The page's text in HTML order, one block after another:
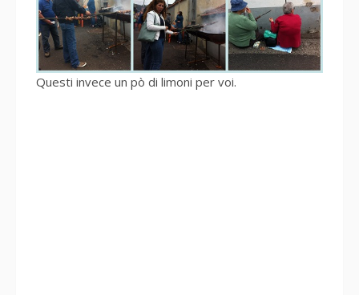
Questi invece un pò di limoni per voi.